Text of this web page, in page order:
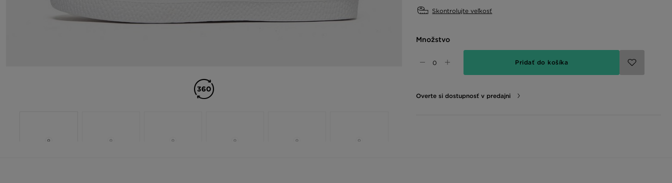
Skontrolujte veľkosť
Množstvo
Pridať do košíka
Overte si dostupnosť v predajni